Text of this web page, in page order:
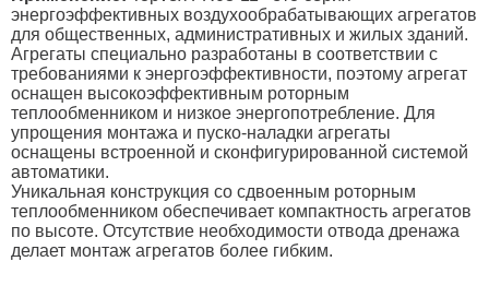
энергоэффективных воздухообрабатывающих агрегатов
для общественных, административных и жилых зданий.
Агрегаты специально разработаны в соответствии с
требованиями к энергоэффективности, поэтому агрегат
оснащен высокоэффективным роторным
теплообменником и низкое энергопотребление. Для
упрощения монтажа и пуско-наладки агрегаты
оснащены встроенной и сконфигурированной системой
автоматики.
Уникальная конструкция со сдвоенным роторным
теплообменником обеспечивает компактность агрегатов
по высоте. Отсутствие необходимости отвода дренажа
делает монтаж агрегатов более гибким.